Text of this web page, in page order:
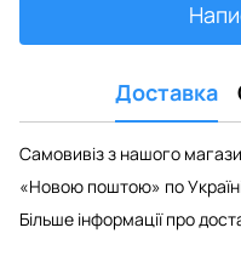
Доставка
Самовивіз з нашого
«Новою поштою» по
Більше інформації про